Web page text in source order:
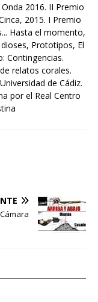
2016. II Premio
2015. I Premio
Hasta el momento,
Prototipos, El
Contingencias.
relatos corales.
de Cádiz.
por el Real Centro